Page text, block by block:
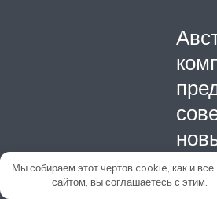
Мы собираем этот чертов cookie, как и
сайтом, вы соглашаетесь с этим.